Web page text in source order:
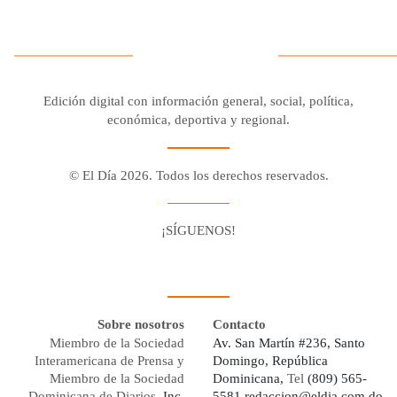
Edición digital con información general, social, política,
económica, deportiva y regional.
© El Día 2026. Todos los derechos reservados.
¡SÍGUENOS!
Sobre nosotros
Miembro de la Sociedad
Interamericana de Prensa y
Miembro de la Sociedad
Contacto
Av. San Martín #236, Santo
Domingo, República
Dominicana, Tel (809) 565-